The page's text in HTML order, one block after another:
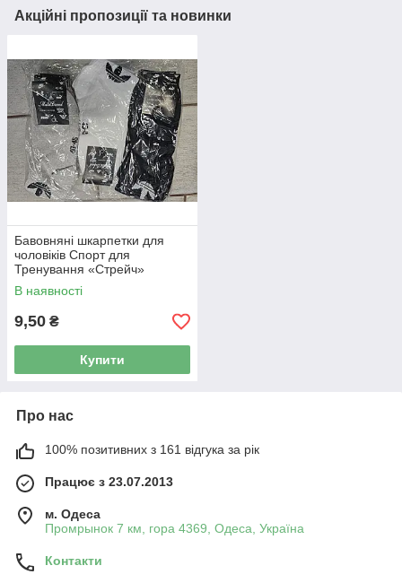
Акційні пропозиції та новинки
Бавовняні шкарпетки для
чоловіків Спорт для
Тренування «Стрейч»
В наявності
9,50 ₴
Купити
Про нас
100% позитивних з 161 відгука за рік
Працює з 23.07.2013
м. Одеса
Промрынок 7 км, гора 4369, Одеса, Україна
Контакти